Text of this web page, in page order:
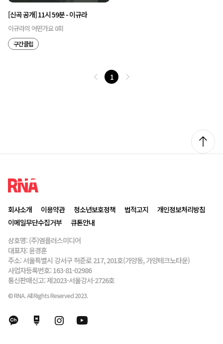
[신곡 공개] 11시 59분 - 이규라
이규라의 어떤가요 0회
구간클립
1
회사소개 이용약관 개인정보처리방침
청소년보호정책
법적고지
이메일무단수집거부
큐톤안내
상호명: (주)엠플러스미디어
대표자: 윤경훈
주소: 서울특별시 강서구 허준로 217, 201호(가양동, 가양테크노타운)
사업자등록번호: 163-81-02986
통신판매신고: 제2023-서울강서-2726호
© RNA. All Rights Reserved 2023.